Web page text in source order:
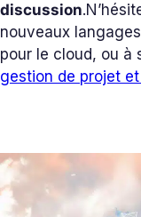
discussion.
nouveaux
pour le cloud, ou à
gestion de projet